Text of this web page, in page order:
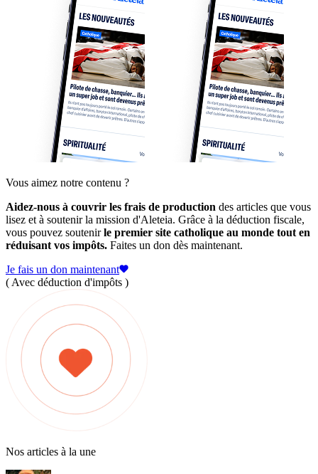
Vous aimez notre contenu ?
Aidez-nous à couvrir les frais de production des articles que vous
lisez et à soutenir la mission d'Aleteia. Grâce à la déduction fiscale,
vous pouvez soutenirle premier site catholique au monde tout en
réduisant vos impôts. Faites un don dès maintenant.
Je fais un don maintenant
( Avec déduction d'impôts )
Nos articles à la une